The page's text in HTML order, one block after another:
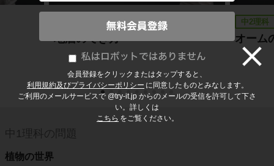
会員登録をクリックまたはタップすると、
利用規約及びプライバシーポリシー に同意したものとみなします。
ご利用のメールサービスで @try-it.jp からのメールの受信を許可して下さ
い。詳しくは
こちら をご覧ください。
地層のでき方 オーム
中2理科
中1理科の問題
植物の世界